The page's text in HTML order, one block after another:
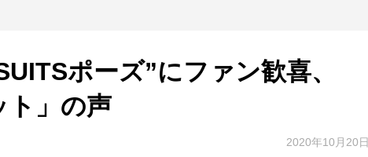
ポーズ”にファン歓喜、
ト」の声
2020年10月20日